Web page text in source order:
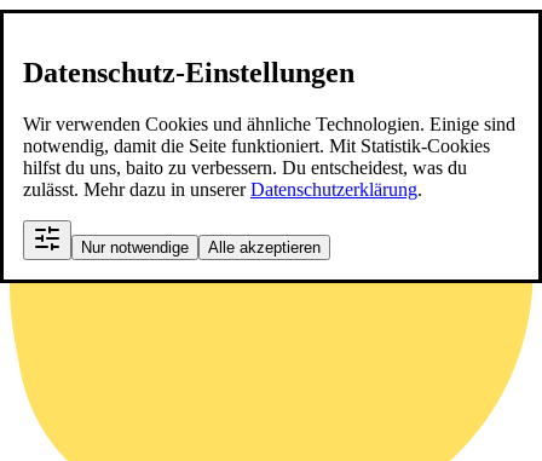
Datenschutz-Einstellungen
Wir verwenden Cookies und ähnliche Technologien. Einige sind
notwendig, damit die Seite funktioniert. Mit Statistik-Cookies
hilfst du uns, baito zu verbessern. Du entscheidest, was du
zulässt. Mehr dazu in unsererDatenschutzerklärung.
Nur notwendige Alle akzeptieren